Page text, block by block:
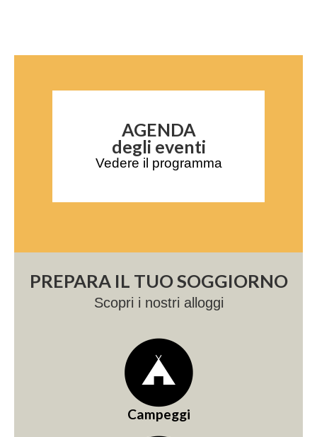
AGENDA
degli eventi
Vedere il programma
PREPARA IL TUO SOGGIORNO
Scopri i nostri alloggi
Campeggi